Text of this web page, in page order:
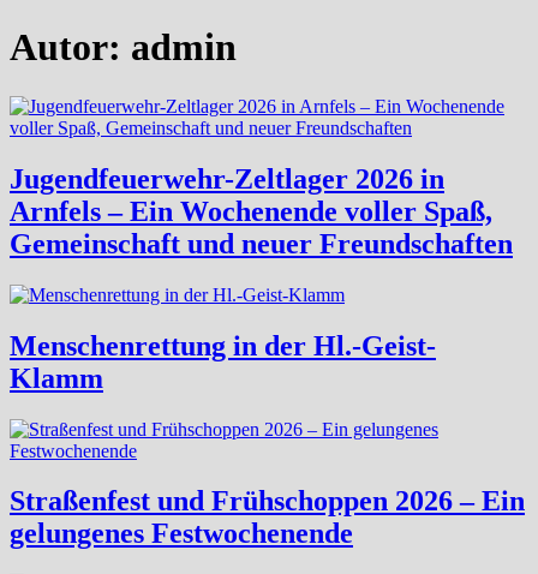
Autor: admin
Jugendfeuerwehr-Zeltlager 2026 in
Arnfels – Ein Wochenende voller Spaß,
Gemeinschaft und neuer Freundschaften
Menschenrettung in der Hl.-Geist-
Klamm
Straßenfest und Frühschoppen 2026 – Ein
gelungenes Festwochenende